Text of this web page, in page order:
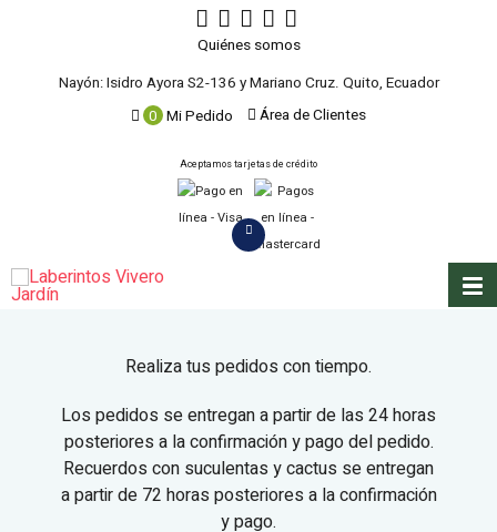
Quiénes somos
Nayón: Isidro Ayora S2-136 y Mariano Cruz. Quito, Ecuador
0 Mi Pedido Área de Clientes
Aceptamos tarjetas de crédito
Realiza tus pedidos con tiempo.
Los pedidos se entregan a partir de las 24 horas
posteriores a la confirmación y pago del pedido.
Recuerdos con suculentas y cactus se entregan
a partir de 72 horas posteriores a la confirmación
y pago.